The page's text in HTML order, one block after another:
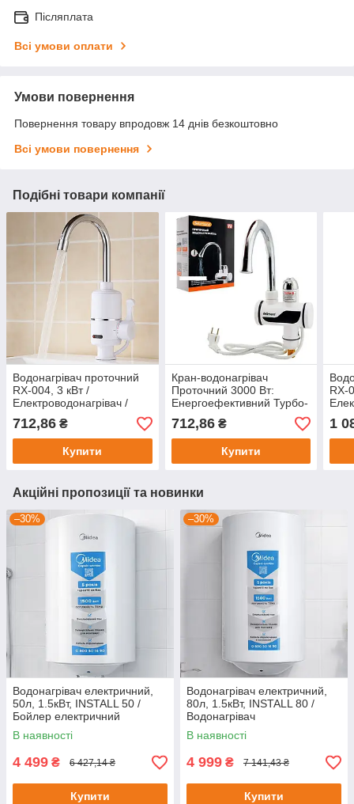
Післяплата
Всі умови оплати
Умови повернення
Повернення товару впродовж 14 днів безкоштовно
Всі умови повернення
Подібні товари компанії
Водонагрівач проточний
RX-004, 3 кВт /
Електроводонагрівач /
Кран із підігрівом води /
Кран водонагрівач
712,86 ₴
Купити
Кран-водонагрівач
Проточний 3000 Вт:
Енергоефективний Турбо-
Потік / Електричний
проточний водонагрівач /
Кран з водонагрівачем
712,86₴
Купити
RX-
1
Акційні пропозиції та новинки
–30%
Водонагрівач електричний,
50л, 1.5кВт, INSTALL 50 /
Бойлер електричний
вертикальний / Водонагрівач
накопичувальний
В наявності
4 499 ₴ 6 427,14 ₴
Купити
–30%
Водонагрівач електричний,
80л, 1.5кВт, INSTALL 80 /
Водонагрівач
накопичувальний / Бойлер
електричний вертикальний
В наявності
4 999 ₴ 7 141,43 ₴
Купити